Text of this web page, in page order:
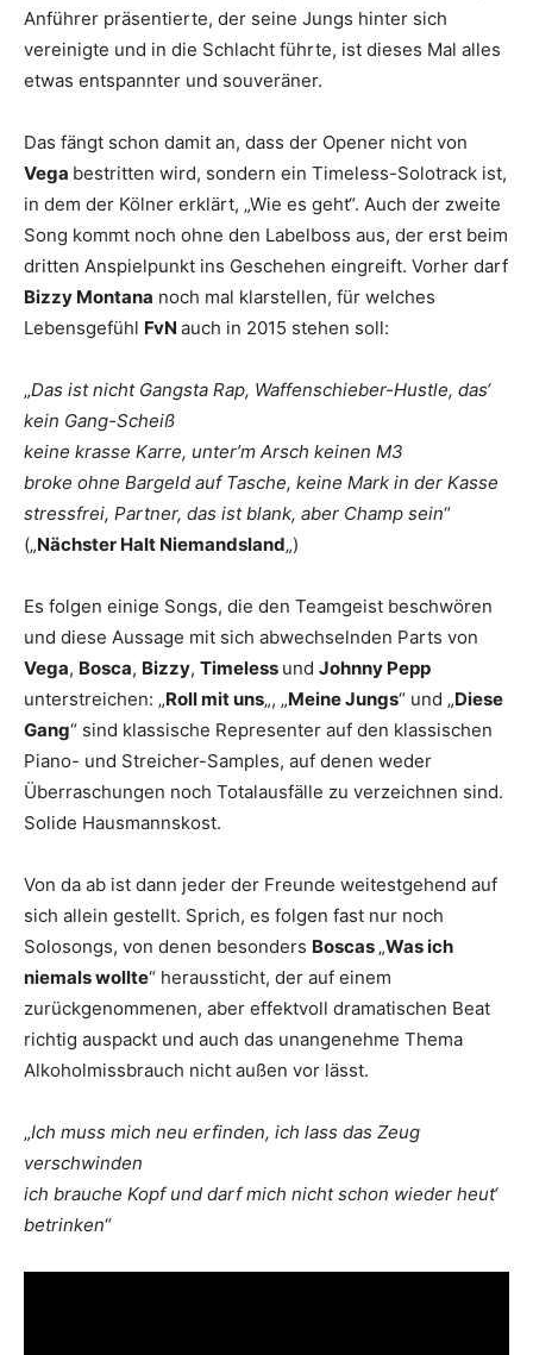
Anführer präsentierte, der seine Jungs hinter sich
vereinigte und in die Schlacht führte, ist dieses Mal alles
etwas entspannter und souveräner.
Das fängt schon damit an, dass der Opener nicht von
Vega bestritten wird, sondern ein Timeless-Solotrack ist,
in dem der Kölner erklärt, „Wie es geht“. Auch der zweite
Song kommt noch ohne den Labelboss aus, der erst beim
dritten Anspielpunkt ins Geschehen eingreift. Vorher darf
Bizzy Montana noch mal klarstellen, für welches
Lebensgefühl FvN auch in 2015 stehen soll:
„Das ist nicht Gangsta Rap, Waffenschieber-Hustle, das‘
kein Gang-Scheiß
keine krasse Karre, unter’m Arsch keinen M3
broke ohne Bargeld auf Tasche, keine Mark in der Kasse
stressfrei, Partner, das ist blank, aber Champ sein“
(„Nächster Halt Niemandsland„)
Es folgen einige Songs, die den Teamgeist beschwören
und diese Aussage mit sich abwechselnden Parts von
Vega, Bosca, Bizzy, Timeless und Johnny Pepp
unterstreichen: „Roll mit uns„, „Meine Jungs“ und „Diese
Gang“ sind klassische Representer auf den klassischen
Piano- und Streicher-Samples, auf denen weder
Überraschungen noch Totalausfälle zu verzeichnen sind.
Solide Hausmannskost.
Von da ab ist dann jeder der Freunde weitestgehend auf
sich allein gestellt. Sprich, es folgen fast nur noch
Solosongs, von denen besonders Boscas „Was ich
niemals wollte“ heraussticht, der auf einem
zurückgenommenen, aber effektvoll dramatischen Beat
richtig auspackt und auch das unangenehme Thema
Alkoholmissbrauch nicht außen vor lässt.
„Ich muss mich neu erfinden, ich lass das Zeug
verschwinden
ich brauche Kopf und darf mich nicht schon wieder heut‘
betrinken“